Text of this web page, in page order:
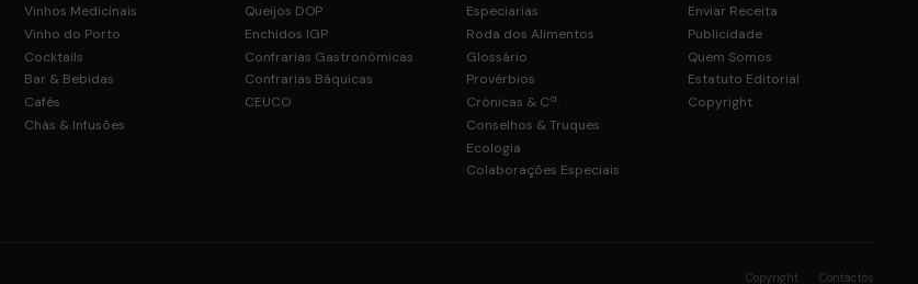
Vinhos Medicinais
Vinho do Porto
Cocktails
Bar & Bebidas
Cafés
Chás & Infusões
Queijos DOP
Enchidos IGP
Confrarias Gastronómicas
Confrarias Báquicas
CEUCO
Especiarias
Roda dos Alimentos
Glossário
Provérbios
Crónicas & Cª.
Conselhos & Truques
Ecologia
Colaborações Especiais
Enviar Receita
Publicidade
Quem Somos
Estatuto Editorial
Copyright
Copyright Contactos